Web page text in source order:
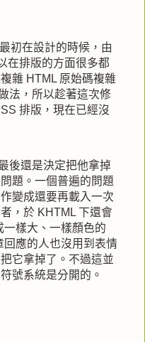
最初在設計的時候，由
在排版的方面很多都
雜 HTML 原始碼複雜
法，所以趁著這次修
排版，現在已經沒
後還是決定把他拿掉
題。一個普遍的問題
變成還要再載入一次
，於 KHTML 下還會
樣大、一樣顏色的
應的人也沒用到表情
它拿掉了。不過這並
號系統是分開的。